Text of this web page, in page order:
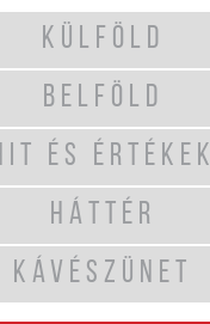
KÜLFÖLD
BELFÖLD
ÉS ÉRTÉKEK
HÁTTÉR
KÁVÉSZÜNET